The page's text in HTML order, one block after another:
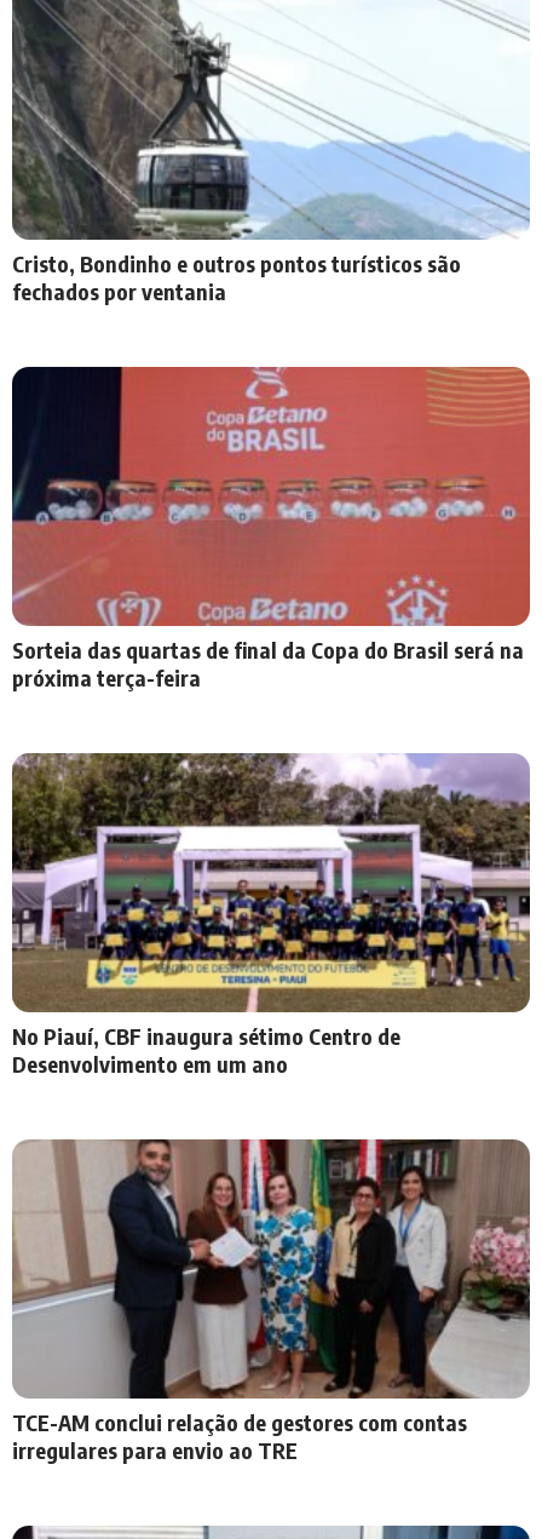
Cristo, Bondinho e outros pontos turísticos são
fechados por ventania
Sorteia das quartas de final da Copa do Brasil será na
próxima terça-feira
No Piauí, CBF inaugura sétimo Centro de
Desenvolvimento em um ano
TCE-AM conclui relação de gestores com contas
irregulares para envio ao TRE